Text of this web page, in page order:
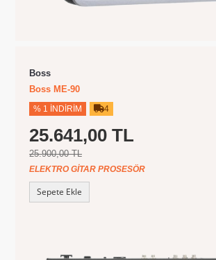
Boss
Boss ME-90
% 1 İNDIRIM 4
25.641,00 TL
25.900,00 TL
ELEKTRO GITAR PROSESÖR
Sepete Ekle